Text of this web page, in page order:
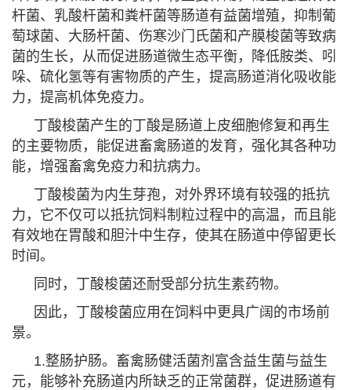
杆菌、乳酸杆菌和粪杆菌等肠道有益菌增殖，抑制葡
萄球菌、大肠杆菌、伤寒沙门氏菌和产膜梭菌等致病
菌的生长，从而促进肠道微生态平衡，降低胺类、吲
哚、硫化氢等有害物质的产生，提高肠道消化吸收能
力，提高机体免疫力。
丁酸梭菌产生的丁酸是肠道上皮细胞修复和再生
的主要物质，能促进畜禽肠道的发育，强化其各种功
能，增强畜禽免疫力和抗病力。
丁酸梭菌为内生芽孢，对外界环境有较强的抵抗
力，它不仅可以抵抗饲料制粒过程中的高温，而且能
有效地在胃酸和胆汁中生存，使其在肠道中停留更长
时间。
同时，丁酸梭菌还耐受部分抗生素药物。
因此，丁酸梭菌应用在饲料中更具广阔的市场前
景。
1.整肠护肠。畜禽肠健活菌剂富含益生菌与益生
元，能够补充肠道内所缺乏的正常菌群，促进肠道有